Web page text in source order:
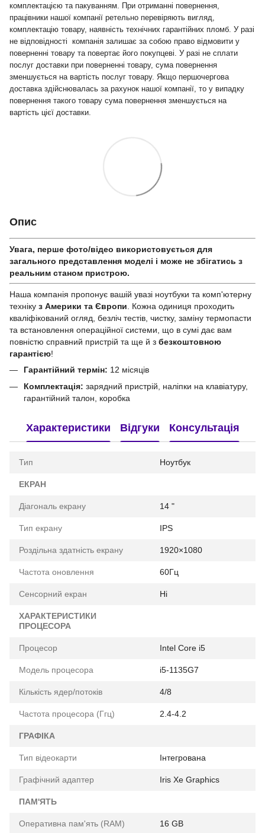
комплектацією та пакуванням. При отриманні повернення,
працівники нашої компанії ретельно перевіряють вигляд,
комплектацію товару, наявність технічних гарантійних пломб. У разі
не відповідності компанія залишає за собою право відмовити у
поверненні товару та повертає його покупцеві. У разі не сплати
послуг доставки при поверненні товару, сума повернення
зменшується на вартість послуг товару. Якщо першочергова
доставка здійснювалась за рахунок нашої компанії, то у випадку
повернення такого товару сума повернення зменшується на
вартість цієї доставки.
Опис
Увага, перше фото/відео використовується для
загального представлення моделі і може не збігатись з
реальним станом приcтрою.
Наша компанія пропонує вашій увазі ноутбуки та комп'ютерну
техніку з Америки та Європи . Кожна одиниця проходить
кваліфікований огляд, безліч тестів, чистку, заміну термопасти
та встановлення операційної системи, що в сумі дає вам
повністю справний пристрій та ще й з безкоштовною
гарантією!
Гарантійний термін: 12 місяців
Комплектація: зарядний пристрій, наліпки на клавіатуру,
гарантійний талон, коробка
Характеристики Відгуки Консультація
Тип Ноутбук
ЕКРАН
Діагональ екрану 14 "
Тип екрану IPS
Роздільна здатність екрану 1920×1080
Частота оновлення 60Гц
Сенсорний екран Ні
ХАРАКТЕРИСТИКИ
ПРОЦЕСОРА
Процесор Intel Core i5
Модель процесора i5-1135G7
Кількість ядер/потоків 4/8
Частота процесора (Ггц) 2.4-4.2
ГРАФІКА
Тип відеокарти Інтегрована
Графічний адаптер Iris Xe Graphics
ПАМ'ЯТЬ
Оперативна пам'ять (RAM) 16 GB